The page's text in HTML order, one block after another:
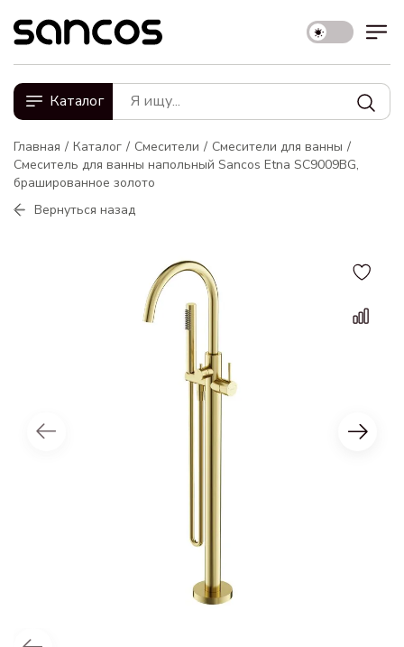
Каталог
Главная Каталог Смесители
Смесители для ванны
Смеситель для ванны напольный Sancos Etna SC9009BG,
брашированное золото
Вернуться назад